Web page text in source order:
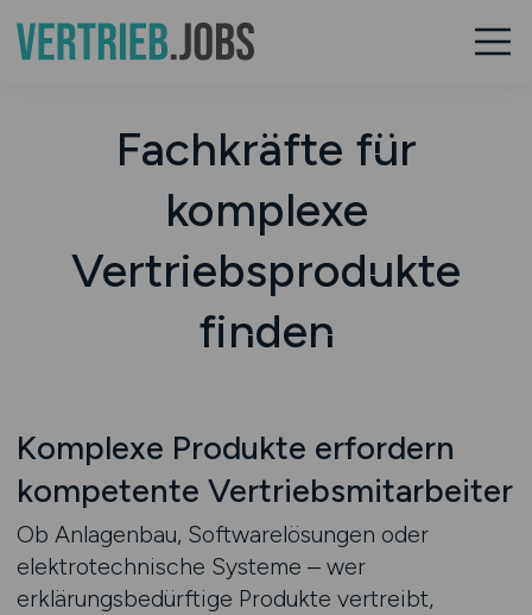
Fachkräfte für
komplexe
Vertriebsprodukte
finden
Komplexe Produkte erfordern
kompetente Vertriebsmitarbeiter
Ob Anlagenbau, Softwarelösungen oder
elektrotechnische Systeme – wer
erklärungsbedürftige Produkte vertreibt,